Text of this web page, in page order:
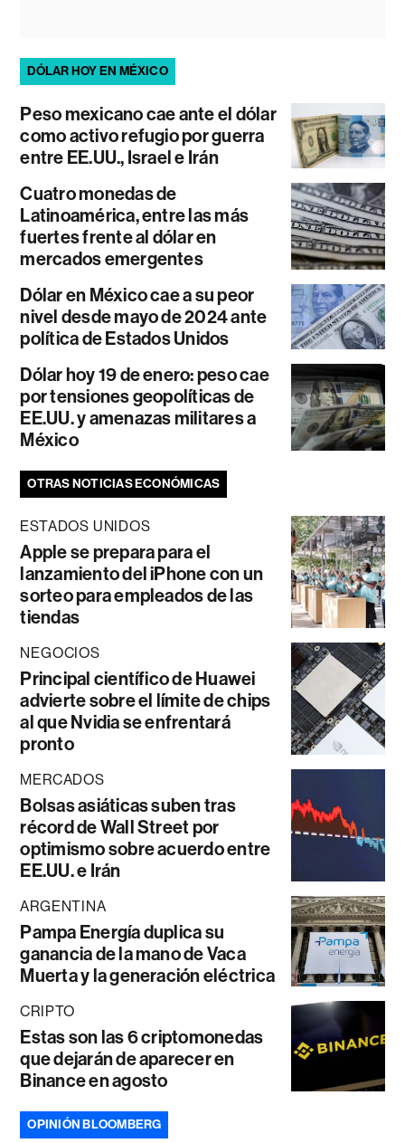
DÓLAR HOY EN MÉXICO
Peso mexicano cae ante el dólar
como activo refugio por guerra
entre EE.UU., Israel e Irán
Cuatro monedas de
Latinoamérica, entre las más
fuertes frente al dólar en
mercados emergentes
Dólar en México cae a su peor
nivel desde mayo de 2024 ante
política de Estados Unidos
Dólar hoy 19 de enero: peso cae
por tensiones geopolíticas de
EE.UU. y amenazas militares a
México
OTRAS NOTICIAS ECONÓMICAS
ESTADOS UNIDOS
Apple se prepara para el
lanzamiento del iPhone con un
sorteo para empleados de las
tiendas
NEGOCIOS
Principal científico de Huawei
advierte sobre el límite de chips
al que Nvidia se enfrentará
pronto
MERCADOS
Bolsas asiáticas suben tras
récord de Wall Street por
optimismo sobre acuerdo entre
EE.UU. e Irán
ARGENTINA
Pampa Energía duplica su
ganancia de la mano de Vaca
Muerta y la generación eléctrica
CRIPTO
Estas son las 6 criptomonedas
que dejarán de aparecer en
Binance en agosto
OPINIÓN BLOOMBERG